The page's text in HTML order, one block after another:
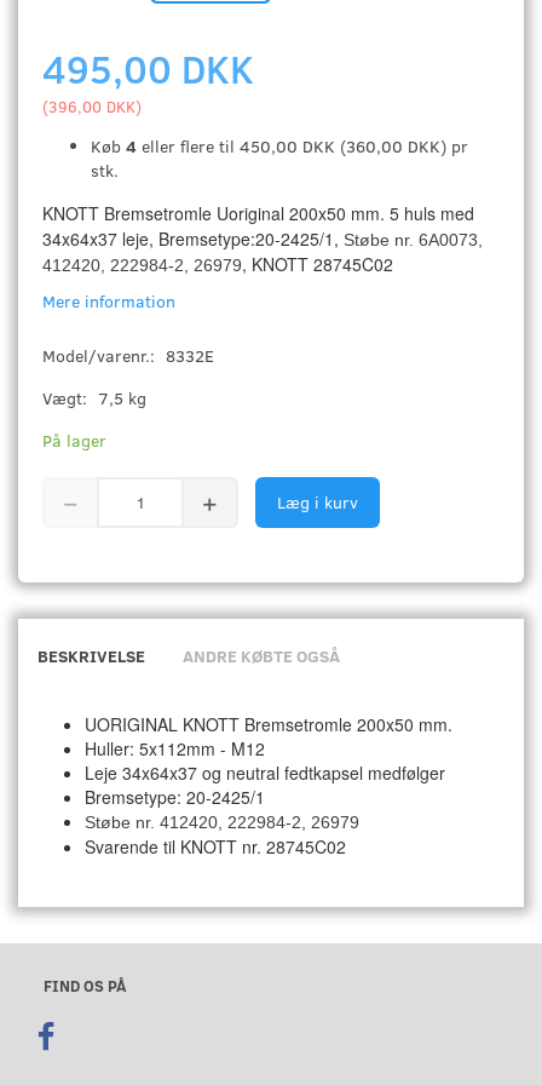
495,00 DKK
(396,00 DKK)
Køb 4 eller flere til 450,00 DKK (360,00 DKK) pr
stk.
KNOTT Bremsetromle Uoriginal 200x50 mm. 5 huls med
34x64x37 leje, Bremsetype:20-2425/1, Støbe nr. 6A0073,
412420, 222984-2, 26979, KNOTT 28745C02
Mere information
Model/varenr.: 8332E
Vægt: 7,5 kg
På lager
Læg i kurv
BESKRIVELSE ANDRE KØBTE OGSÅ
UORIGINAL KNOTT Bremsetromle 200x50 mm.
Huller: 5x112mm - M12
Leje 34x64x37 og neutral fedtkapsel medfølger
Bremsetype: 20-2425/1
Støbe nr. 412420, 222984-2, 26979
Svarende til KNOTT nr. 28745C02
FIND OS PÅ